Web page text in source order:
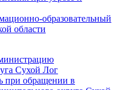
образовательный
области
Сухой Лог
при обращении в